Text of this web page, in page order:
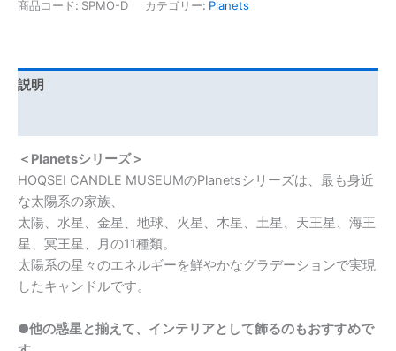
商品コード: SPMO-D カテゴリー: Planets
説明
＜Planetsシリーズ＞
HOQSEI CANDLE MUSEUMのPlanetsシリーズは、最も身近
な太陽系の家族、
太陽、水星、金星、地球、火星、木星、土星、天王星、海王
星、冥王星、月の11種類。
太陽系の星々のエネルギーを鮮やかなグラデーションで実現
したキャンドルです。
●他の惑星と揃えて、インテリアとして飾るのもおすすめで